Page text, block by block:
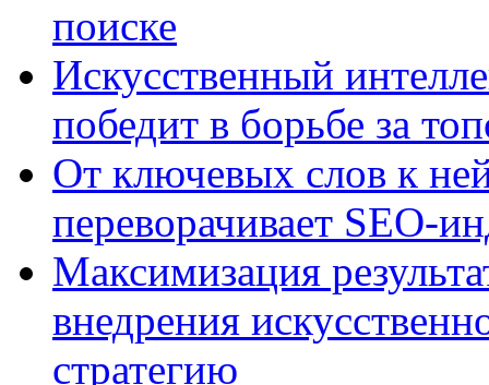
поиске
Искусственный
победит в борьбе за
От ключевых слов к
переворачивает SEO-
Максимизация
внедрения
стратегию